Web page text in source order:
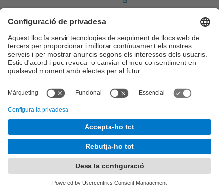
Actualitat R+D+I
La recerca a la UPC
La transferència, l'emprenedoria i
la innovació a la UPC
Foment i suport a la recerca
transferència, l'emprenedoria i la
Serveis per a empreses
UPCshop, marxandatge
Sala de premsa
Seguretat i salut
Autoprotecció i emergències
© UPC Universitat Politècnica de Catalunya - BarcelonaTech
Accessibilitat
Configuració de privadesa